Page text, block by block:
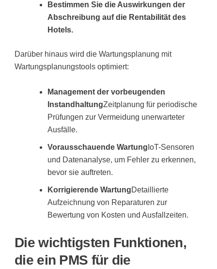
Bestimmen Sie die Auswirkungen der
Abschreibung auf die Rentabilität des
Hotels.
Darüber hinaus wird die Wartungsplanung mit
Wartungsplanungstools optimiert:
Management der vorbeugenden
InstandhaltungZeitplanung für periodische
Prüfungen zur Vermeidung unerwarteter
Ausfälle.
Vorausschauende Wartung IoT-Sensoren
und Datenanalyse, um Fehler zu erkennen,
bevor sie auftreten.
Korrigierende WartungDetaillierte
Aufzeichnung von Reparaturen zur
Bewertung von Kosten und Ausfallzeiten.
Die wichtigsten Funktionen,
die ein PMS für die